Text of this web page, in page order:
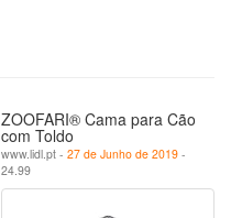
ZOOFARI® Cama para Cão
com Toldo
www.lidl.pt - 27 de Junho de 2019 -
24.99